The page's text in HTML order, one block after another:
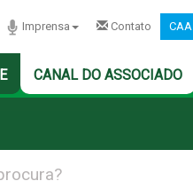
Imprensa Contato CAA
CANAL DO ASSOCIADO